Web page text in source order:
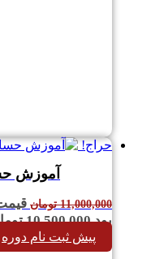
حراج!
آموزش
11,000,000 تومان
بود.10,500,000
پیش ثبت نام دوره